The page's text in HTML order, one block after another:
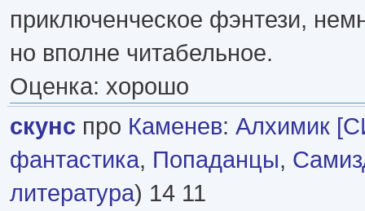
приключенческое фэнтези,
но вполне читабельное.
Оценка: хорошо
скунс про Каменев: Алхимик
фантастика, Попаданцы,
литература) 14 11